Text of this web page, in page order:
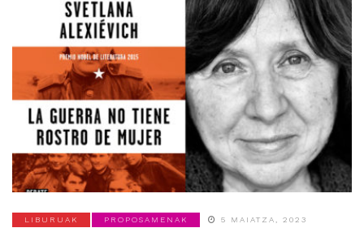
LIBURUAK PROPOSAMENAK 5 MAIATZA, 2023